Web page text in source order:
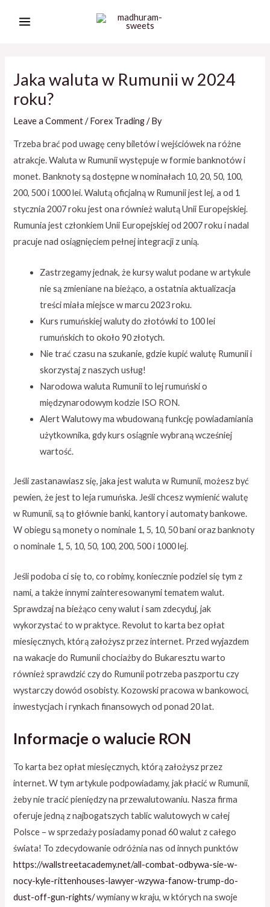
Jaka waluta w Rumunii w 2024
roku?
Leave a Comment /Forex Trading/ By
Trzeba brać pod uwagę ceny biletów i wejściówek na różne
atrakcje. Waluta w Rumunii występuje w formie banknotów i
monet. Banknoty są dostępne w nominałach 10, 20, 50, 100,
200, 500 i 1000 lei. Walutą oficjalną w Rumunii jest lej, a od 1
stycznia 2007 roku jest ona również walutą Unii Europejskiej.
Rumunia jest członkiem Unii Europejskiej od 2007 roku i nadal
pracuje nad osiągnięciem pełnej integracji z unią.
Zastrzegamy jednak, że kursy walut podane w artykule
nie są zmieniane na bieżąco, a ostatnia aktualizacja
treści miała miejsce w marcu 2023 roku.
Kurs rumuńskiej waluty do złotówki to 100 lei
rumuńskich to około 90 złotych.
Nie trać czasu na szukanie, gdzie kupić walutę Rumunii i
skorzystaj z naszych usług!
Narodowa waluta Rumunii to lej rumuński o
międzynarodowym kodzie ISO RON.
Alert Walutowy ma wbudowaną funkcję powiadamiania
użytkownika, gdy kurs osiągnie wybraną wcześniej
wartość.
Jeśli zastanawiasz się, jaka jest waluta w Rumunii, możesz być
pewien, że jest to leja rumuńska. Jeśli chcesz wymienić walutę
w Rumunii, są to głównie banki, kantory i automaty bankowe.
W obiegu są monety o nominale 1, 5, 10, 50 bani oraz banknoty
o nominale 1, 5, 10, 50, 100, 200, 500 i 1000 lej.
Jeśli podoba ci się to, co robimy, koniecznie podziel się tym z
nami, a także innymi zainteresowanymi tematem walut.
Sprawdzaj na bieżąco ceny walut i sam zdecyduj, jak
wykorzystać to w praktyce. Revolut to karta bez opłat
miesięcznych, którą założysz przez internet. Przed wyjazdem
na wakacje do Rumunii chociażby do Bukaresztu warto
również sprawdzić czy do Rumunii potrzeba paszportu czy
wystarczy dowód osobisty. Kozowski pracowa w bankowoci,
inwestycjach i rynkach finansowych od ponad 20 lat.
Informacje o walucie RON
To karta bez opłat miesięcznych, którą założysz przez
internet. W tym artykule podpowiadamy, jak płacić w Rumunii,
żeby nie tracić pieniędzy na przewalutowaniu. Nasza firma
oferuje jedną z najbogatszych tablic walutowych w całej
Polsce – w sprzedaży posiadamy ponad 60 walut z całego
świata! To zdecydowanie odróżnia nas od innych punktów
https://wallstreetacademy.net/all-combat-odbywa-sie-w-
nocy-kyle-rittenhouses-lawyer-wzywa-fanow-trump-do-
dust-off-gun-rights/wymiany w kraju, w których na swoje